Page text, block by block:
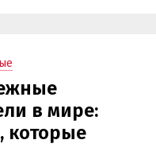
в мире:
которые